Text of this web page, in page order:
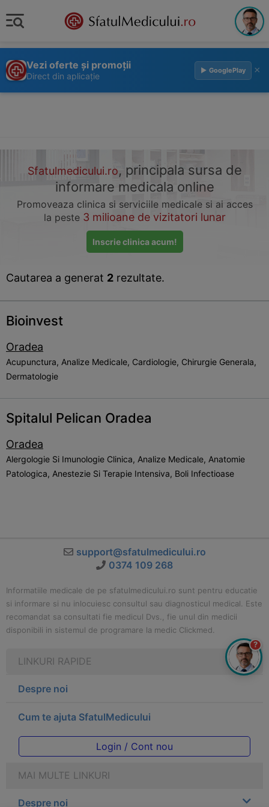
Vezi oferte și promoții
Direct din aplicație
▶ GooglePlay ×
Sfatulmedicului.ro, principala sursa de
informare medicala online
Promoveaza clinica si serviciile medicale si ai acces
la peste 3 milioane de vizitatori lunar
Inscrie clinica acum!
Cautarea a generat 2 rezultate.
Bioinvest
Oradea
Acupunctura, Analize Medicale, Cardiologie, Chirurgie Generala,
Dermatologie
Spitalul Pelican Oradea
Oradea
Alergologie Si Imunologie Clinica, Analize Medicale, Anatomie
Patologica, Anestezie Si Terapie Intensiva, Boli Infectioase
support@sfatulmedicului.ro
0374 109 268
Informatiile medicale de pe sfatulmedicului.ro sunt pentru educatie
si informare si nu inlocuiesc consultul sau diagnosticul medical. Este
recomandat sa consultati fie medicul Dvs., fie unul din medicii
disponibili in sistemul de programare la medic Clickmed.
LINKURI RAPIDE
Despre noi
Cum te ajuta SfatulMedicului
Login / Cont nou
MAI MULTE LINKURI
Despre noi
?